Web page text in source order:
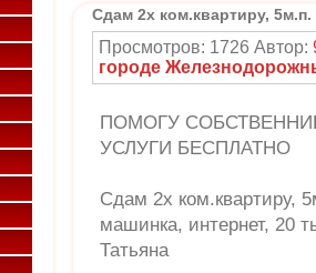
Сдам 2х ком.квартиру,
Просмотров: 1726 Автор:
городе
ПОМОГУ
УСЛУГИ БЕСПЛАТНО
Сдам 2х ком.квартиру,
машинка, интернет, 20
Татьяна